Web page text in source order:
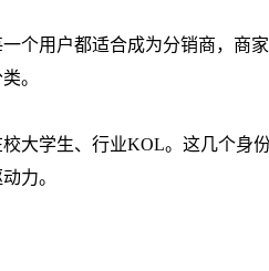
个用户都适合成为分销商，商
。
大学生、行业KOL。这几个身
力。